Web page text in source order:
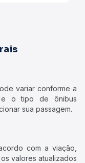
variar conforme a
e o tipo de ônibus
sua passagem.
com a viação,
valores atualizados